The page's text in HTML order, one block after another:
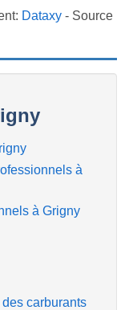
Dataxy - Source
à
à Grigny
carburants